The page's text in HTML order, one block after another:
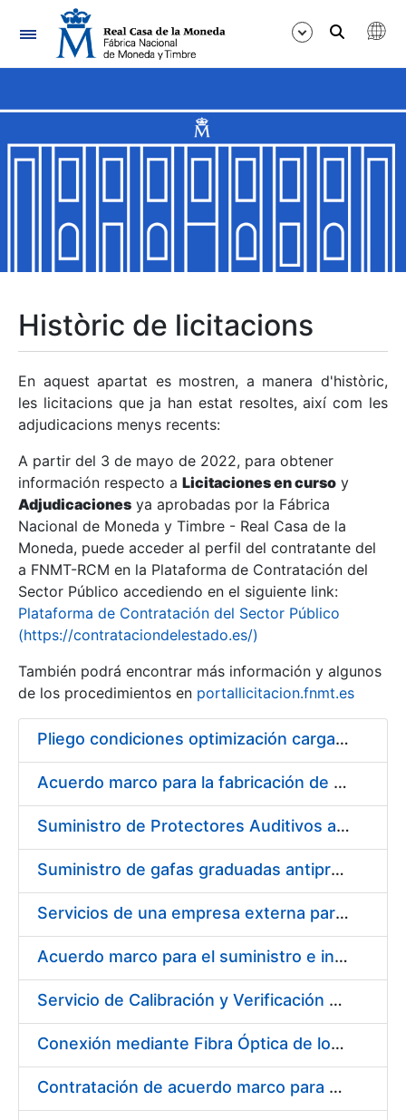
Navegació
Mostra/Amaga
Mostra/Amaga
Mostra/Amaga
Mostra/Amaga
Mostra/Amaga
Mostra/Amaga
Històric de licitacions
En aquest apartat es mostren, a manera d'històric,
les licitacions que ja han estat resoltes, així com les
adjudicacions menys recents:
A partir del 3 de mayo de 2022, para obtener
información respecto a Licitaciones en curso y
Adjudicaciones ya aprobadas por la Fábrica
Nacional de Moneda y Timbre - Real Casa de la
Moneda, puede acceder al perfil del contratante del
a FNMT-RCM en la Plataforma de Contratación del
Sector Público accediendo en el siguiente link:
Plataforma de Contratación del Sector Público
(https://contrataciondelestado.es/)
También podrá encontrar más información y algunos
de los procedimientos en portallicitacion.fnmt.es
Pliego condiciones optimización cargas compras firmado
Acuerdo marco para la fabricación de piezas
Suministro de Protectores Auditivos a medida para las personas trabajadoras de los Centros de Trabajo de Madrid y Burgos
Suministro de gafas graduadas antiproyecciones para los trabajadores de la FNMT-RCM en los centros de trabajo de Madrid y Burgos
Servicios de una empresa externa para el asesoramiento y resolución de los recursos de alzada que se presentan relacionados con procesos de selección para la FNMT-RCM
Acuerdo marco para el suministro e instalación de persianas, estores y otros complementos
Servicio de Calibración y Verificación Externa de los Equipos de Medición del Servicio de Prevención de la FNMT-RCM
Conexión mediante Fibra Óptica de los Centros de Proceso de Datos (CPDs) de las sedes de la FNMT-RCM de Burgos y Madrid
Contratación de acuerdo marco para el Suministro de Material de Electricidad para la Fábrica Nacional de Moneda y Timbre-Real Casa de la Moneda en su centro de trabajo de Burgos